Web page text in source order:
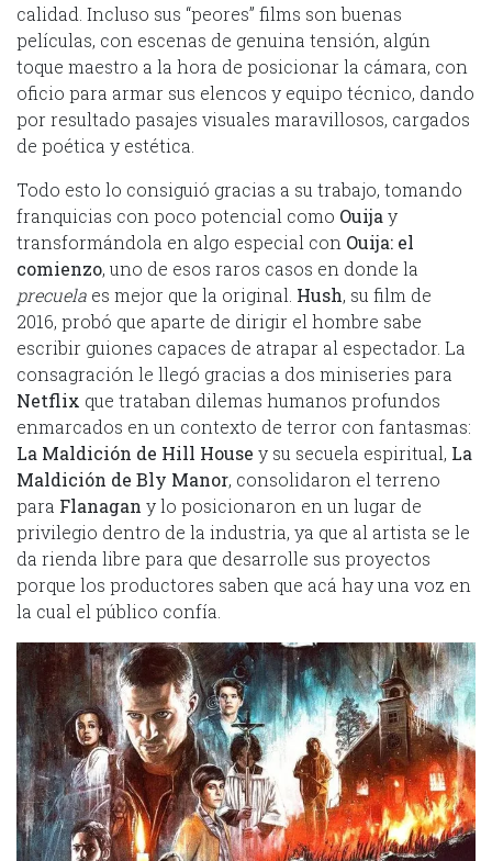
calidad. Incluso sus “peores” films son buenas
películas, con escenas de genuina tensión, algún
toque maestro a la hora de posicionar la cámara, con
oficio para armar sus elencos y equipo técnico, dando
por resultado pasajes visuales maravillosos, cargados
de poética y estética.
Todo esto lo consiguió gracias a su trabajo, tomando
franquicias con poco potencial como Ouija y
transformándola en algo especial con Ouija: el
comienzo, uno de esos raros casos en donde la
precuela es mejor que la original. Hush, su film de
2016, probó que aparte de dirigir el hombre sabe
escribir guiones capaces de atrapar al espectador. La
consagración le llegó gracias a dos miniseries para
Netflix que trataban dilemas humanos profundos
enmarcados en un contexto de terror con fantasmas:
La Maldición de Hill House y su secuela espiritual, La
Maldición de Bly Manor, consolidaron el terreno
para Flanagan y lo posicionaron en un lugar de
privilegio dentro de la industria, ya que al artista se le
da rienda libre para que desarrolle sus proyectos
porque los productores saben que acá hay una voz en
la cual el público confía.